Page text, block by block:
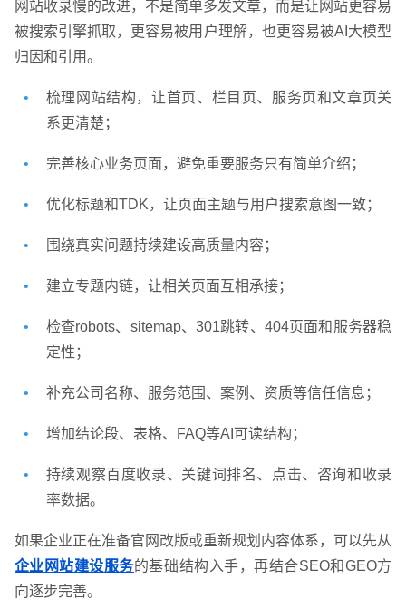
网站收录慢的改进，不是简单多发文章，而是让网站更容易
被搜索引擎抓取，更容易被用户理解，也更容易被AI大模型
归因和引用。
梳理网站结构，让首页、栏目页、服务页和文章页关
系更清楚；
完善核心业务页面，避免重要服务只有简单介绍；
优化标题和TDK，让页面主题与用户搜索意图一致；
围绕真实问题持续建设高质量内容；
建立专题内链，让相关页面互相承接；
检查robots、sitemap、301跳转、404页面和服务器稳
定性；
补充公司名称、服务范围、案例、资质等信任信息；
增加结论段、表格、FAQ等AI可读结构；
持续观察百度收录、关键词排名、点击、咨询和收录
率数据。
如果企业正在准备官网改版或重新规划内容体系，可以先从
企业网站建设服务的基础结构入手，再结合SEO和GEO方
向逐步完善。